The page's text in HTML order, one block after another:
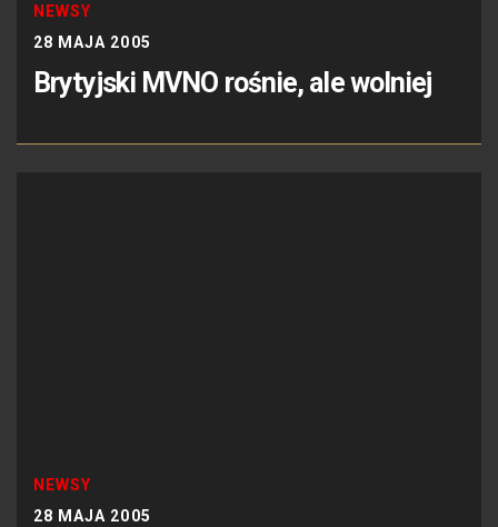
NEWSY
28 MAJA 2005
Brytyjski MVNO rośnie, ale wolniej
NEWSY
28 MAJA 2005